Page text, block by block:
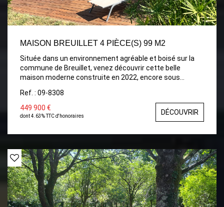
MAISON BREUILLET 4 PIÈCE(S) 99 M2
Située dans un environnement agréable et boisé sur la
commune de Breuillet, venez découvrir cette belle
maison moderne construite en 2022, encore sous
ouvrant sur une spacieuse et lumineuse pièce de vie
d'environ 50 m² avec cuisine aménagée et entièrement
équipée. L'espace nuit comprend deux chambres, une
salle de bains avec WC ainsi qu'une suite parentale
confortable. Un garage complète l'ensemble. Le tout est
de réaliser une piscine selon vos envies. Maison récente,
fonctionnelle et agréable à vivre, idéale pour une
résidence principale comme secondaire. À visiter sans
tarder !
Ref. : 09-8308
449 900 €
dont 4.63% TTC d'honoraires DÉCOUVRIR